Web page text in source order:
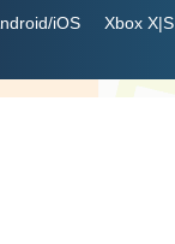
iOS Xbox X|S